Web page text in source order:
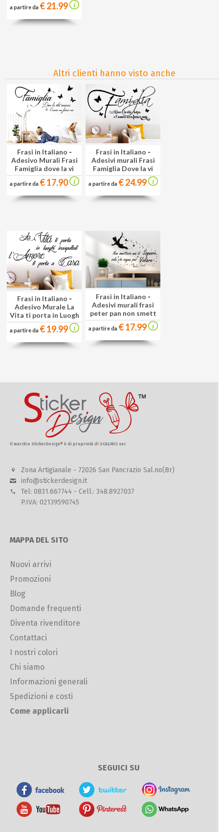
a partire da € 21.99
Altri clienti hanno visto anche
Frasi in Italiano -
Adesivo Murali Frasi
Famiglia dove la vi
a partire da € 17.90
Frasi in Italiano -
Adesivi murali Frasi
Famiglia Dove la vi
a partire da € 24.99
Frasi in Italiano -
Adesivo Murale La
Vita ti porta in Luogh
a partire da € 19.99
Frasi in Italiano -
Adesivi murali frasi
peter pan non smett
a partire da € 17.99
Il marchio StickerDesign® è di proprietà di SCALINCI snc
Zona Artigianale - 72026 San Pancrazio Sal.no(Br)
info@stickerdesign.it
Tel: 0831.667744 - Cell.: 348.8927037
P.IVA: 02139590745
MAPPA DEL SITO
Nuovi arrivi
Promozioni
Blog
Domande frequenti
Diventa rivenditore
Contattaci
I nostri colori
Chi siamo
Informazioni generali
Spedizioni e costi
Come applicarli
SEGUICI SU